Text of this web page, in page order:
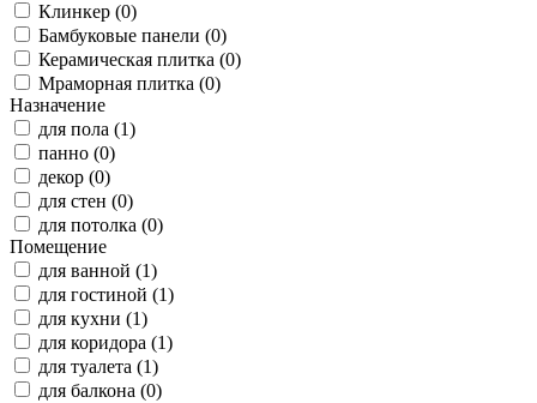
Клинкер (0)
Бамбуковые панели (0)
Керамическая плитка (0)
Мраморная плитка (0)
Назначение
для пола (1)
панно (0)
декор (0)
для стен (0)
для потолка (0)
Помещение
для ванной (1)
для гостиной (1)
для кухни (1)
для коридора (1)
для туалета (1)
для балкона (0)